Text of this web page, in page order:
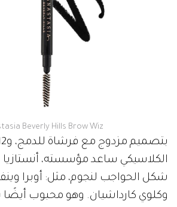
Beverly Hills Brow Wiz
الكلاسيكي ساعد مؤسسته،
شكل الحواجب لنجوم، مثل: أوبرا
وكلوي كارداشيان. وهو محبوب أيضًا